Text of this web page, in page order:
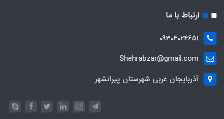
ارتباط با ما
09304024651
Shehrabzar@gmail.com
آذربایجان غربی شهرستان پیرانشهر